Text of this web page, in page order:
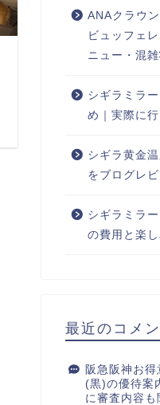
ANAクラウ
ビュッフェ
ニュー・混雑
シギラミラ
め｜実際に
シギラ黄金
をブログレ
シギラミラ
の費用と楽
最近のコメン
阪急阪神お
(黒)の優待案
に審査内容も